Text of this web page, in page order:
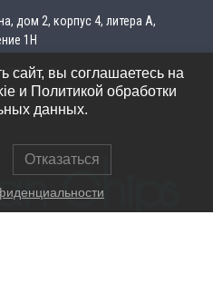
дом 2, корпус 4, литера А,
1Н
309-75-97
сайт, вы соглашаетесь на
и Политикой обработки
данных.
Отказаться